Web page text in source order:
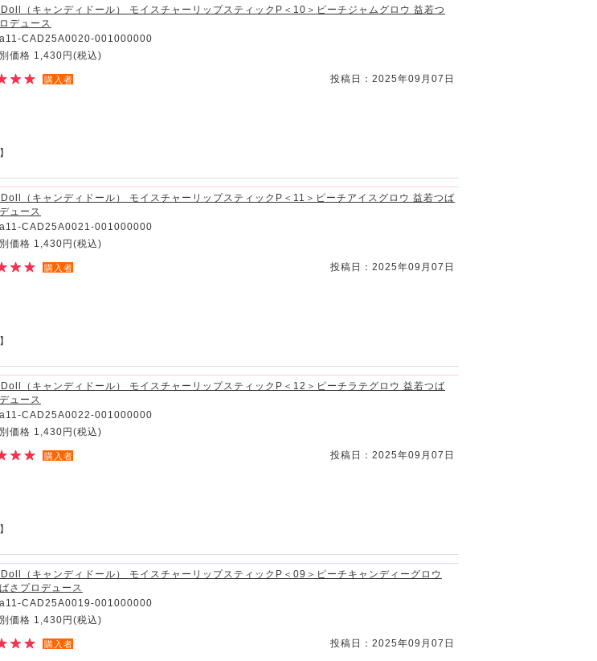
（キャンディドール） モイスチャーリップスティックP＜10＞ピーチジャムグロウ 益若つ
デュース
CAD25A0020-001000000
価格 1,430円 (税込)
投稿日：2025年09月07日
購入者
（キャンディドール） モイスチャーリップスティックP＜11＞ピーチアイスグロウ 益若つば
ュース
CAD25A0021-001000000
価格 1,430円 (税込)
投稿日：2025年09月07日
購入者
（キャンディドール） モイスチャーリップスティックP＜12＞ピーチラテグロウ 益若つば
ュース
CAD25A0022-001000000
価格 1,430円 (税込)
投稿日：2025年09月07日
購入者
（キャンディドール） モイスチャーリップスティックP＜09＞ピーチキャンディーグロウ
さプロデュース
CAD25A0019-001000000
価格 1,430円 (税込)
投稿日：2025年09月07日
購入者